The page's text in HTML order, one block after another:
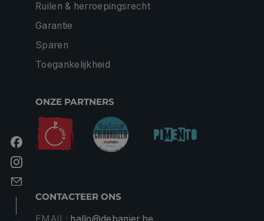
Ruilen & herroepingsrecht
Garantie
Sparen
Toegankelijkheid
ONZE PARTNERS
CONTACTEER ONS